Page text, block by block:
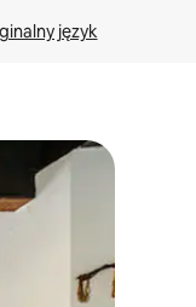
język